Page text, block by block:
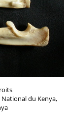
du Kenya,